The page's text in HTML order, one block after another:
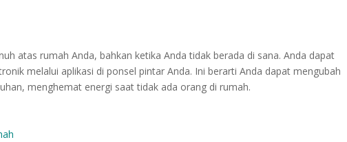
atas rumah Anda, bahkan ketika Anda tidak berada di sana. Anda dapat
melalui aplikasi di ponsel pintar Anda. Ini berarti Anda dapat mengubah
menghemat energi saat tidak ada orang di rumah.